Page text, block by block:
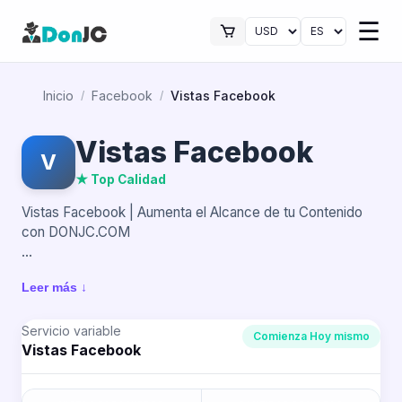
☰
Inicio / Facebook / Vistas Facebook
V Vistas Facebook
★ Top Calidad
Vistas Facebook | Aumenta el Alcance de tu Contenido
con DONJC.COM
el impacto de tu contenido. Una publicación con muchas
aumenta las probabilidades de que otros usuarios
interactúen.
Con DONJC.COM, puedes potenciar tus publicaciones
Leer más ↓
Servicio variable
Vistas Facebook
Comienza Hoy mismo